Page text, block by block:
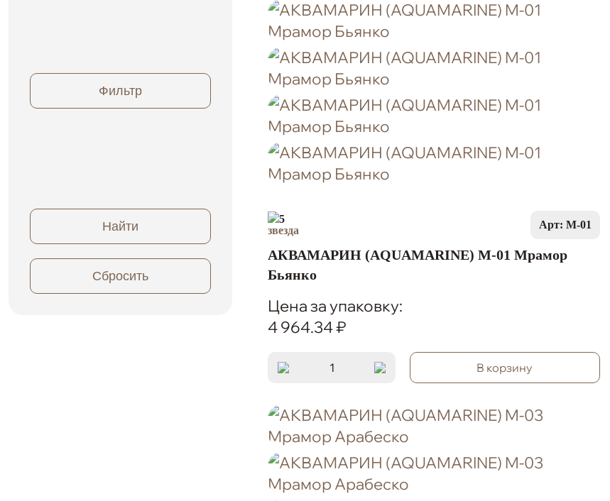
Фильтр
Найти
Сбросить
5 Арт: M-01
АКВАМАРИН (AQUAMARINE) M-01 Мрамор
Бьянко
Цена за упаковку:
4 964.34 ₽
В корзину